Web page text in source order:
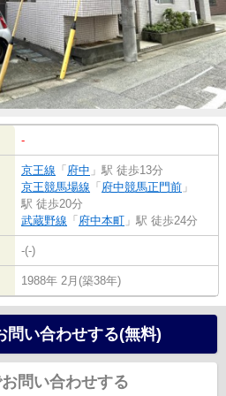
-
京王線 「 府中 」駅 徒歩13分
京王競馬場線 「 府中競馬正門前 」
駅 徒歩20分
武蔵野線 「 府中本町 」駅 徒歩24分
-(-)
1988年 2月(築38年)
問い合わせする(無料)
問い合わせする